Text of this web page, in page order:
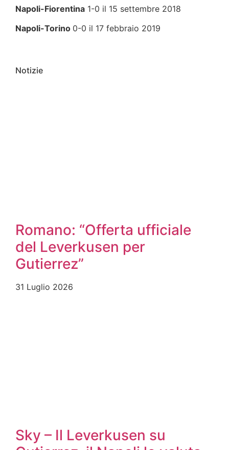
Napoli-Fiorentina 1-0 il 15 settembre 2018
Napoli-Torino 0-0 il 17 febbraio 2019
Notizie
Romano: “Offerta ufficiale
del Leverkusen per
Gutierrez”
31 Luglio 2026
Sky – Il Leverkusen su